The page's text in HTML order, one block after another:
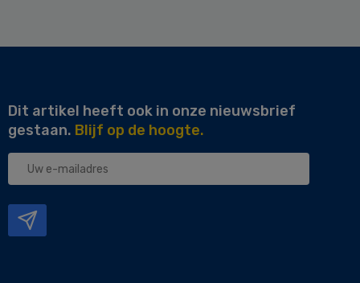
Dit artikel heeft ook in onze nieuwsbrief
gestaan. Blijf op de hoogte.
Uw